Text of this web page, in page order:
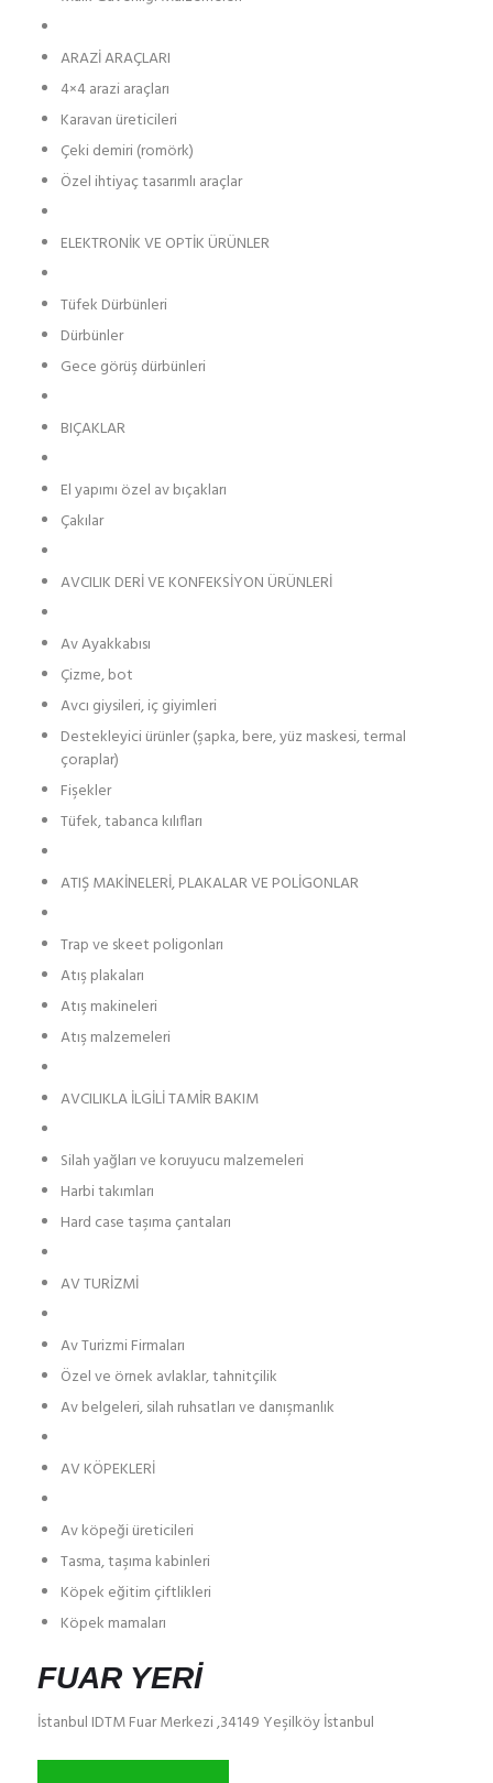
ARAZİ ARAÇLARI
4×4 arazi araçları
Karavan üreticileri
Çeki demiri (romörk)
Özel ihtiyaç tasarımlı araçlar
ELEKTRONİK VE OPTİK ÜRÜNLER
Tüfek Dürbünleri
Dürbünler
Gece görüş dürbünleri
BIÇAKLAR
El yapımı özel av bıçakları
Çakılar
AVCILIK DERİ VE KONFEKSİYON ÜRÜNLERİ
Av Ayakkabısı
Çizme, bot
Avcı giysileri, iç giyimleri
Destekleyici ürünler (şapka, bere, yüz maskesi, termal
çoraplar)
Fişekler
Tüfek, tabanca kılıfları
ATIŞ MAKİNELERİ, PLAKALAR VE POLİGONLAR
Trap ve skeet poligonları
Atış plakaları
Atış makineleri
Atış malzemeleri
AVCILIKLA İLGİLİ TAMİR BAKIM
Silah yağları ve koruyucu malzemeleri
Harbi takımları
Hard case taşıma çantaları
AV TURİZMİ
Av Turizmi Firmaları
Özel ve örnek avlaklar, tahnitçilik
Av belgeleri, silah ruhsatları ve danışmanlık
AV KÖPEKLERİ
Av köpeği üreticileri
Tasma, taşıma kabinleri
Köpek eğitim çiftlikleri
Köpek mamaları
FUAR YERI
İstanbul IDTM Fuar Merkezi ,34149 Yeşilköy İstanbul